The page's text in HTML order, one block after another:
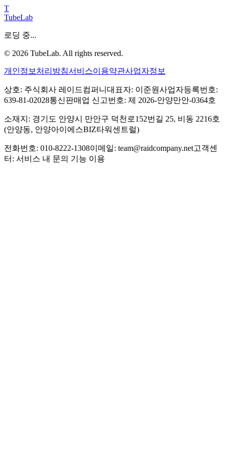
T
TubeLab
로딩 중...
© 2026 TubeLab. All rights reserved.
개인정보처리방침서비스이용약관사업자정보
상호: 주식회사 레이드컴퍼니 대표자: 이준원사업자등록번호:
639-81-02028통신판매업 신고번호: 제 2026-안양만안-0364호
소재지: 경기도 안양시 만안구 덕천로152번길 25, 비동 2216호
(안양동, 안양아이에스BIZ타워센트럴)
전화번호: 010-8222-1308이메일: team@raidcompany.net고객센
터: 서비스 내 문의 기능 이용